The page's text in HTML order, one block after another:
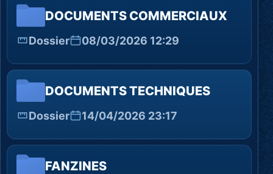
DOCUMENTS COMMERCIAUX
Dossier 08/03/2026 12:29
DOCUMENTS TECHNIQUES
Dossier 14/04/2026 23:17
FANZINES